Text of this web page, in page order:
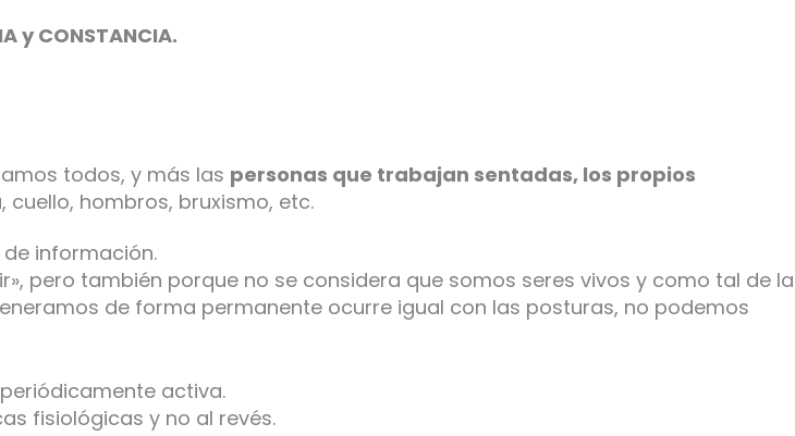
y CONSTANCIA.
todos, y más las personas que trabajan sentadas, los propios
hombros, bruxismo, etc.
información.
pero también porque no se considera que somos seres vivos y como tal de la
de forma permanente ocurre igual con las posturas, no podemos
activa.
fisiológicas y no al revés.